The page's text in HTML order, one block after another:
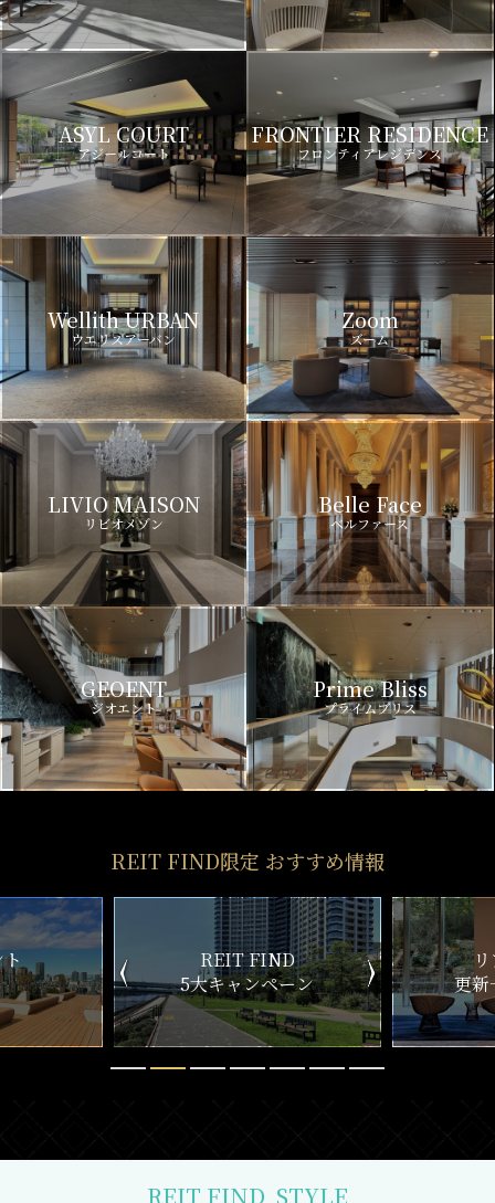
ASYL COURT
アジールコート
FRONTIER RESIDENCE
フロンティアレジデンス
Wellith URBAN
ウエリスアーバン
Zoom
ズーム
LIVIO MAISON
リビオメゾン
Belle Face
ベルファース
GEOENT
ジオエント
Prime Bliss
プライムブリス
REIT FIND限定 おすすめ情報
ン
リアルタイム
更新一覧チェック
新
REIT FIND STYLE